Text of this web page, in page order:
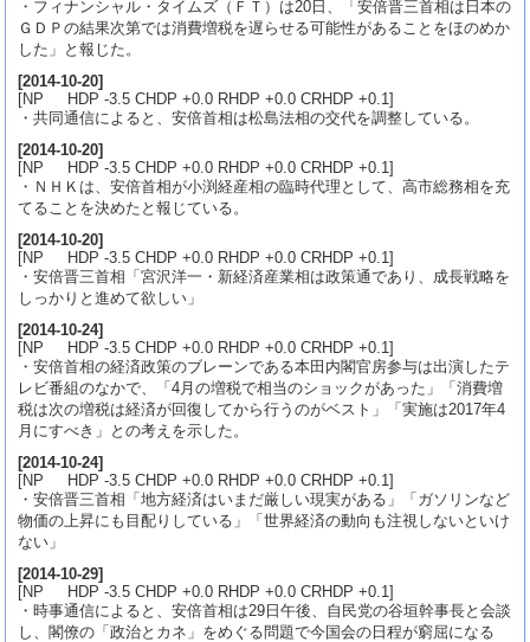
・フィナンシャル・タイムズ（ＦＴ）は20日、「安倍晋三首相は日本の
ＧＤＰの結果次第では消費増税を遅らせる可能性があることをほのめか
した」と報じた。
[2014-10-20]
[NP HDP -3.5 CHDP +0.0 RHDP +0.0 CRHDP +0.1]
・共同通信によると、安倍首相は松島法相の交代を調整している。
[2014-10-20]
[NP HDP -3.5 CHDP +0.0 RHDP +0.0 CRHDP +0.1]
・ＮＨＫは、安倍首相が小渕経産相の臨時代理として、高市総務相を充
てることを決めたと報じている。
[2014-10-20]
[NP HDP -3.5 CHDP +0.0 RHDP +0.0 CRHDP +0.1]
・安倍晋三首相「宮沢洋一・新経済産業相は政策通であり、成長戦略を
しっかりと進めて欲しい」
[2014-10-24]
[NP HDP -3.5 CHDP +0.0 RHDP +0.0 CRHDP +0.1]
・安倍首相の経済政策のブレーンである本田内閣官房参与は出演したテ
レビ番組のなかで、「4月の増税で相当のショックがあった」「消費増
税は次の増税は経済が回復してから行うのがベスト」「実施は2017年4
月にすべき」との考えを示した。
[2014-10-24]
[NP HDP -3.5 CHDP +0.0 RHDP +0.0 CRHDP +0.1]
・安倍晋三首相「地方経済はいまだ厳しい現実がある」「ガソリンなど
物価の上昇にも目配りしている」「世界経済の動向も注視しないといけ
ない」
[2014-10-29]
[NP HDP -3.5 CHDP +0.0 RHDP +0.0 CRHDP +0.1]
・時事通信によると、安倍首相は29日午後、自民党の谷垣幹事長と会談
し、閣僚の「政治とカネ」をめぐる問題で今国会の日程が窮屈になる